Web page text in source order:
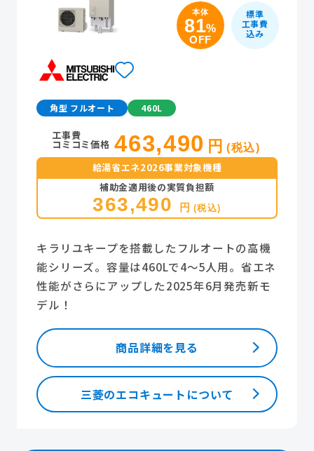
角型 フルオート 460L
本体
81%
OFF
標準
工事費
込み
キラリユキープを搭載したフルオートの高機
能シリーズ。容量は460Lで4～5人用。省エネ
性能がさらにアップした2025年6月発売新モ
デル！
給湯省エネ2026事業対象機種
補助金適用後の実質負担額
363,490 円 (税込)
工事費
コミコミ価格 463,490 円 (税込)
商品詳細を見る
三菱のエコキュートについて